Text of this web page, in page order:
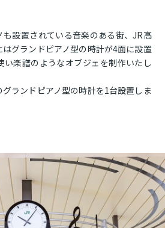
設置されている音楽のある街、JR高
グランドピアノ型の時計が4面に設置
い楽譜のようなオブジェを制作いたし
ランドピアノ型の時計を1台設置しま